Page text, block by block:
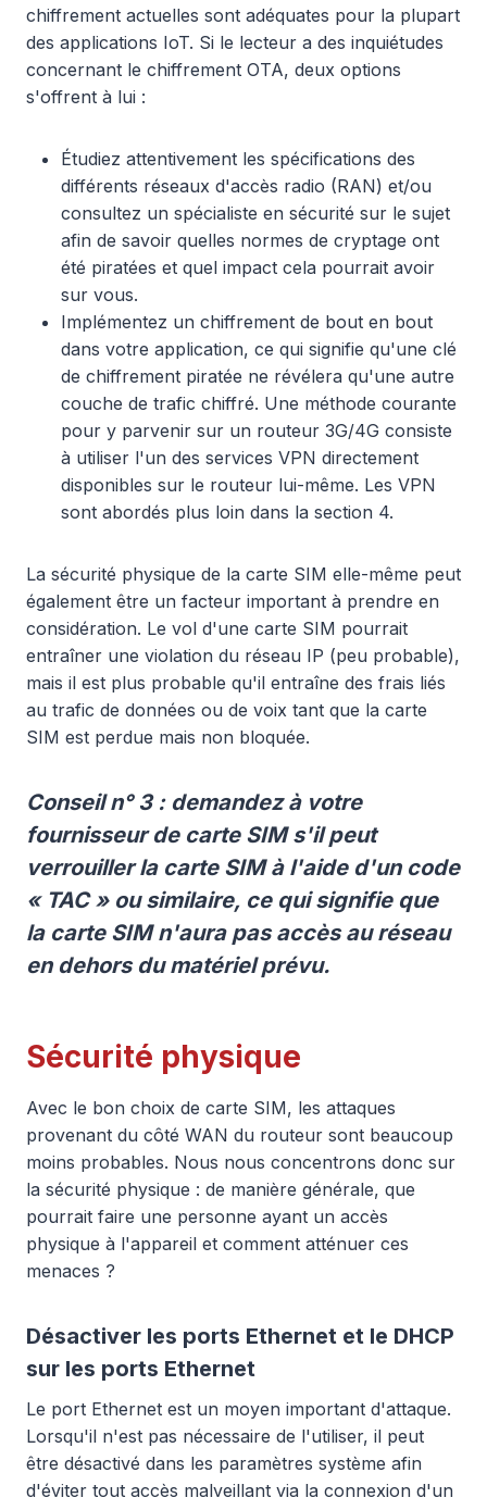
chiffrement actuelles sont adéquates pour la plupart
des applications IoT. Si le lecteur a des inquiétudes
concernant le chiffrement OTA, deux options
s'offrent à lui :
Étudiez attentivement les spécifications des
différents réseaux d'accès radio (RAN) et/ou
consultez un spécialiste en sécurité sur le sujet
afin de savoir quelles normes de cryptage ont
été piratées et quel impact cela pourrait avoir
sur vous.
Implémentez un chiffrement de bout en bout
dans votre application, ce qui signifie qu'une clé
de chiffrement piratée ne révélera qu'une autre
couche de trafic chiffré. Une méthode courante
pour y parvenir sur un routeur 3G/4G consiste
à utiliser l'un des services VPN directement
disponibles sur le routeur lui-même. Les VPN
sont abordés plus loin dans la section 4.
La sécurité physique de la carte SIM elle-même peut
également être un facteur important à prendre en
considération. Le vol d'une carte SIM pourrait
entraîner une violation du réseau IP (peu probable),
mais il est plus probable qu'il entraîne des frais liés
au trafic de données ou de voix tant que la carte
SIM est perdue mais non bloquée.
Conseil n° 3 : demandez à votre
fournisseur de carte SIM s'il peut
verrouiller la carte SIM à l'aide d'un code
« TAC » ou similaire, ce qui signifie que
la carte SIM n'aura pas accès au réseau
en dehors du matériel prévu.
Sécurité physique
Avec le bon choix de carte SIM, les attaques
provenant du côté WAN du routeur sont beaucoup
moins probables. Nous nous concentrons donc sur
la sécurité physique : de manière générale, que
pourrait faire une personne ayant un accès
physique à l'appareil et comment atténuer ces
menaces ?
Désactiver les ports Ethernet et le DHCP
sur les ports Ethernet
Le port Ethernet est un moyen important d'attaque.
Lorsqu'il n'est pas nécessaire de l'utiliser, il peut
être désactivé dans les paramètres système afin
d'éviter tout accès malveillant via la connexion d'un